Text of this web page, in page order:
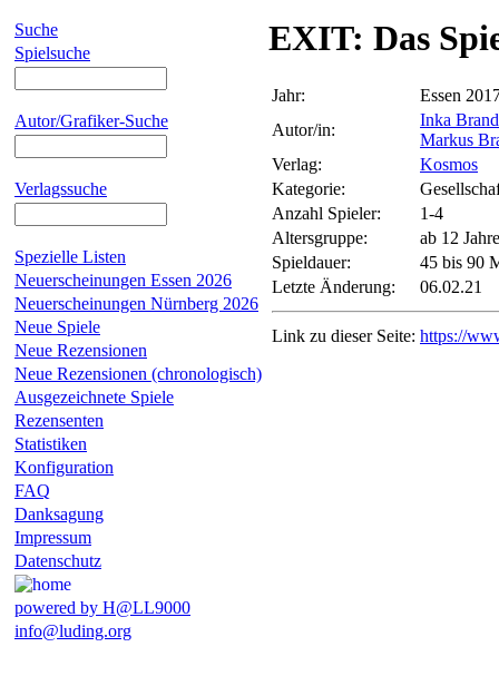
Suche
Spielsuche
Autor/Grafiker-Suche
Verlagssuche
Spezielle Listen
Neuerscheinungen Essen 2026
Neuerscheinungen Nürnberg 2026
Neue Spiele
Neue Rezensionen
Neue Rezensionen (chronologisch)
Ausgezeichnete Spiele
Rezensenten
Statistiken
Konfiguration
FAQ
Danksagung
Impressum
Datenschutz
powered by H@LL9000
info@luding.org
EXIT: Das
Jahr:
Essen
Autor/in:
Inka Brand
Markus
Verlag:
Kosmos
Kategorie:
Anzahl Spieler:
1-4
Altersgruppe:
ab 12 Jahre
Spieldauer:
45 bis 90
Letzte Änderung:
06.02.21
Link zu dieser Seite: https://